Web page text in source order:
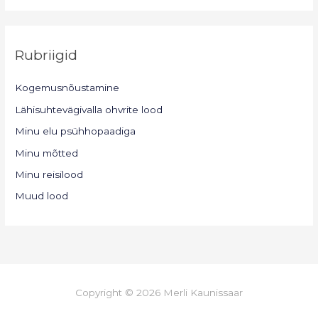
Rubriigid
Kogemusnõustamine
Lähisuhtevägivalla ohvrite lood
Minu elu psühhopaadiga
Minu mõtted
Minu reisilood
Muud lood
Copyright © 2026 Merli Kaunissaar